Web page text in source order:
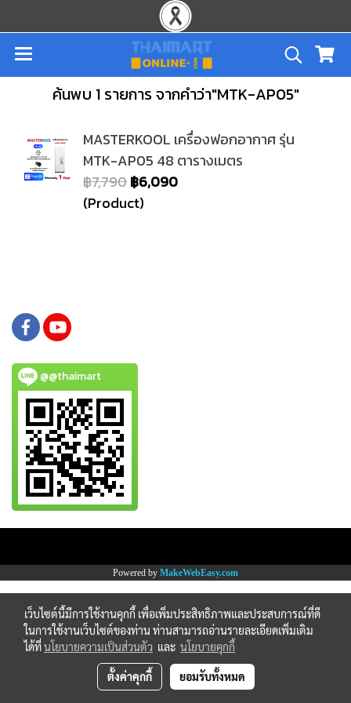
ค้นพบ 1 รายการ จากคำว่า"MTK-AP05"
MASTERKOOL เครื่องฟอกอากาศ รุ่น
MTK-AP05 48 ตารางเมตร
฿7,790฿6,090
(Product)
@@thaimart
Powered by MakeWebEasy.com
เว็บไซต์นี้มีการใช้งานคุกกี้ เพื่อเพิ่มประสิทธิภาพและประสบการณ์ที่ดี
ในการใช้งานเว็บไซต์ของท่าน ท่านสามารถอ่านรายละเอียดเพิ่มเติม
ได้ที่นโยบายความเป็นส่วนตัว และ นโยบายคุกกี้
ตั้งค่าคุกกี้ ยอมรับทั้งหมด